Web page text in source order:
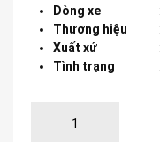
Dòng xe
:
Thương hiệu
:
Xuất xứ
:
Tình trạng